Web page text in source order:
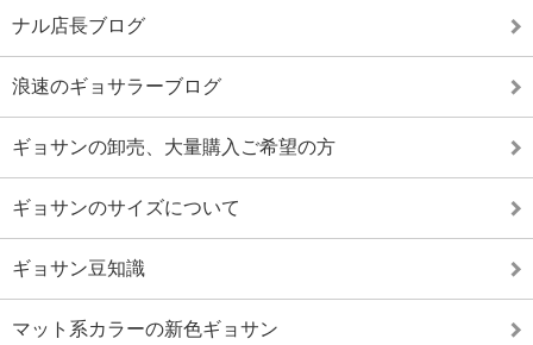
ナル店長ブログ
浪速のギョサラーブログ
ギョサンの卸売、大量購入ご希望の方
ギョサンのサイズについて
ギョサン豆知識
マット系カラーの新色ギョサン